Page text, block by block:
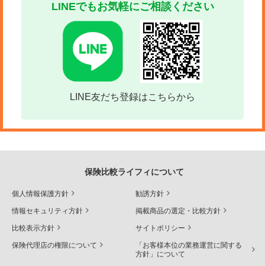
LINEでもお気軽にご相談ください
LINE友だち登録はこちらから
保険比較ライフィについて
個人情報保護方針 勧誘方針
情報セキュリティ方針 掲載商品の選定・比較方針
比較表示方針 サイトポリシー
保険代理店の権限について
「お客様本位の業務運営に関する
方針」について